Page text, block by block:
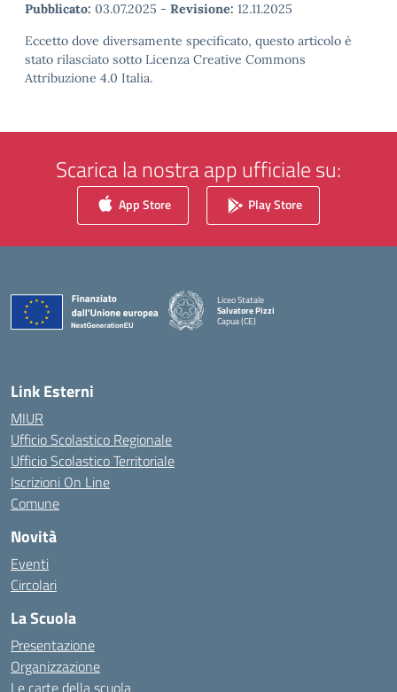
Pubblicato: 03.07.2025 - Revisione: 12.11.2025
Eccetto dove diversamente specificato, questo articolo è
stato rilasciato sotto Licenza Creative Commons
Attribuzione 4.0 Italia.
Scarica la nostra app ufficiale su:
App Store Play Store
Liceo Statale
Salvatore Pizzi
Capua (CE)
— Visita la pagina iniziale della scuola
Link Esterni
MIUR
Ufficio Scolastico Regionale
Ufficio Scolastico Territoriale
Iscrizioni On Line
Comune
Novità
Eventi
Circolari
La Scuola
Presentazione
Organizzazione
Le carte della scuola